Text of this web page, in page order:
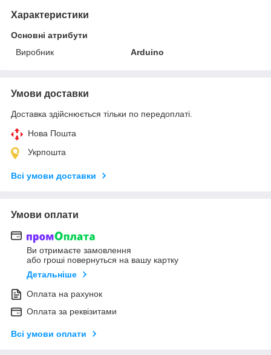
Характеристики
Основні атрибути
Виробник
Arduino
Умови доставки
Доставка здійснюється тільки по передоплаті.
Нова Пошта
Укрпошта
Всі умови доставки
Умови оплати
Ви отримаєте замовлення
або гроші повернуться на вашу картку
Детальніше
Оплата на рахунок
Оплата за реквізитами
Всі умови оплати